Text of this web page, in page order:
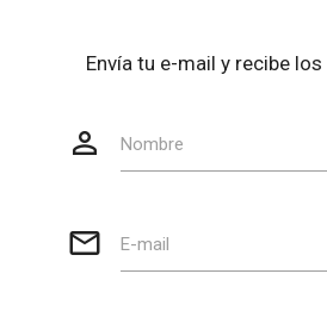
Envía tu e-mail y recibe
person_outline Nombre
mail_outline E-mail